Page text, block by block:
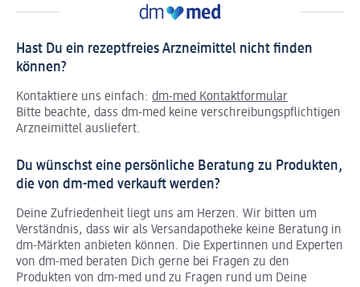
Hast Du ein rezeptfreies Arzneimittel nicht finden
können?
Kontaktiere uns einfach: dm-med Kontaktformular
Bitte beachte, dass dm-med keine verschreibungspflichtigen
Arzneimittel ausliefert.
Du wünschst eine persönliche Beratung zu Produkten,
die von dm-med verkauft werden?
Deine Zufriedenheit liegt uns am Herzen. Wir bitten um
Verständnis, dass wir als Versandapotheke keine Beratung in
dm-Märkten anbieten können. Die Expertinnen und Experten
von dm-med beraten Dich gerne bei Fragen zu den
Produkten von dm-med und zu Fragen rund um Deine